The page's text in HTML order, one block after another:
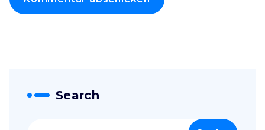
Search